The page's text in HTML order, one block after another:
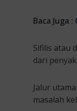
Baca Juga :
Sifilis atau
dari
Jalur
masalah